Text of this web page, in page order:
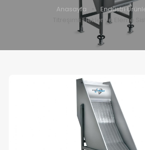
Anasayfa
Endüstri
Titreşimli Elekler ve Eleme